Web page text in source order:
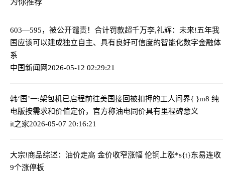
603—595，被公开谴责！合计罚款超千万李,礼辉：未来!五年我
国应该可以建成独立自主、具有良好可信度的智能化数字金融体
系
中国新闻网2026-05-12 02:29:21
韩‘国’一:架包机已启程前往美国接回被扣押的工人问界{ }m8 纯
电版按需求和价值定价，官方称油电同价具有里程碑意义
it之家2026-05-07 20:16:21
大宗!商品综述：油价走高 金价收窄涨幅 伦铜上涨*s{t}东易连收
9个涨停板